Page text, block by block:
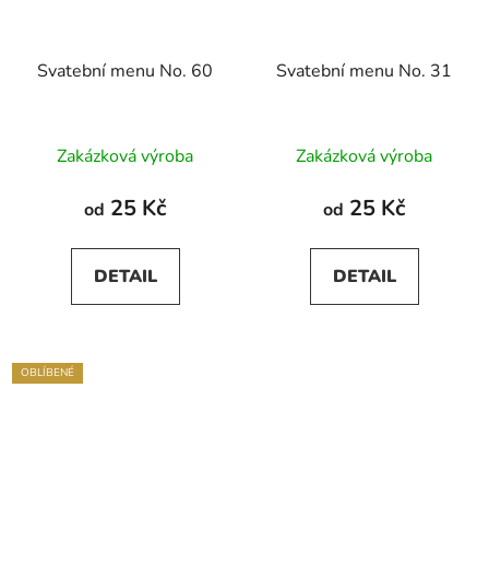
Svatební menu No. 60
Zakázková výroba
od 25 Kč
DETAIL
Svatební menu No. 31
Zakázková výroba
od 25 Kč
DETAIL
OBLÍBENÉ